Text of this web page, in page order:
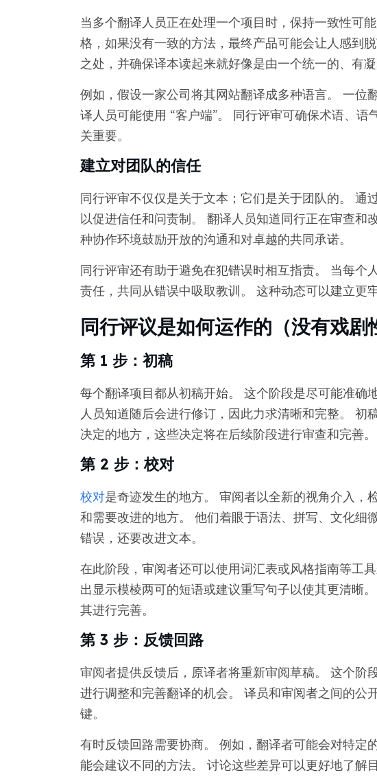
当多个翻译人员正在处理一个项目时，保持一致性可
格，如果没有一致的方法，最终产品可能会让人感到
之处，并确保译本读起来就好像是由一个统一的、有凝
例如，假设一家公司将其网站翻译成多种语言。 一位
译人员可能使用 “客户端”。 同行评审可确保术语、
关重要。
建立对团队的信任
同行评审不仅仅是关于文本；它们是关于团队的。 通
以促进信任和问责制。 翻译人员知道同行正在审查和
种协作环境鼓励开放的沟通和对卓越的共同承诺。
同行评审还有助于避免在犯错误时相互指责。 当每个
责任，共同从错误中吸取教训。 这种动态可以建立更
同行评议是如何运作的（没有戏剧
第 1 步：初稿
每个翻译项目都从初稿开始。 这个阶段是尽可能准确
人员知道随后会进行修订，因此力求清晰和完整。 初
决定的地方，这些决定将在后续阶段进行审查和完善。
第 2 步：校对
校对是奇迹发生的地方。 审阅者以全新的视角介入，
和需要改进的地方。 他们着眼于语法、拼写、文化细
错误，还要改进文本。
在此阶段，审阅者还可以使用词汇表或风格指南等工
出显示模棱两可的短语或建议重写句子以使其更清晰
其进行完善。
第 3 步：反馈回路
审阅者提供反馈后，原译者将重新审阅草稿。 这个阶
进行调整和完善翻译的机会。 译员和审阅者之间的公
键。
有时反馈回路需要协商。 例如，翻译者可能会对特定
能会建议不同的方法。 讨论这些差异可以更好地了解